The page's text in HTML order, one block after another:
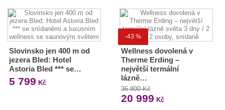
Slovinsko jen 400 m od
jezera Bled: Hotel
Astoria Bled *** se…
5 799 Kč
-43 %
Wellness dovolená v
Therme Erding –
největší termální
lázně…
36 800 Kč
20 999 Kč